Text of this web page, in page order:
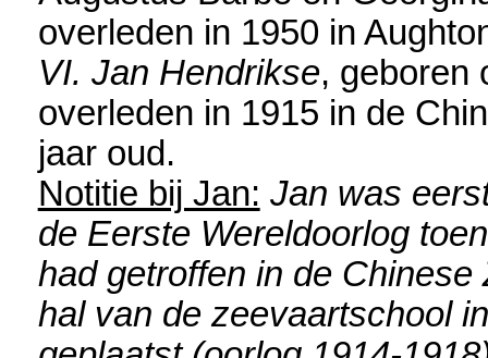
overleden in 1950 in
VI. Jan Hendrikse, geboren
overleden in 1915 in de
jaar oud.
Notitie bij Jan: Jan was
de Eerste Wereldoorlog
had getroffen in de
hal van de zeevaartschool